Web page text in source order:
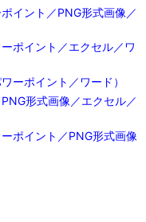
イント／PNG形式画像／
ポイント／エクセル／ワ
ーポイント／ワード）
形式画像／エクセル／
ポイント／PNG形式画像